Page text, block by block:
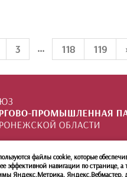
3 ... 118 119
Инфо
файлы cookie, которые
эффективной навигации по странице, а
Яндекс.Метрика, Яндекс.Вебмастер,